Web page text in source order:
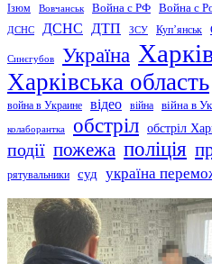
Ізюм Вовчанськ Война с РФ Война с
ДСНС ДСНС ДТП ЗСУ Купʼянськ
Синєгубов Україна
Харківська область
война в Украине відео війна війна в
колаборантка обстріл обстріл
події пожежа поліція
рятувальники
суд україна